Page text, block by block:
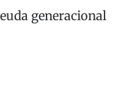
generacional